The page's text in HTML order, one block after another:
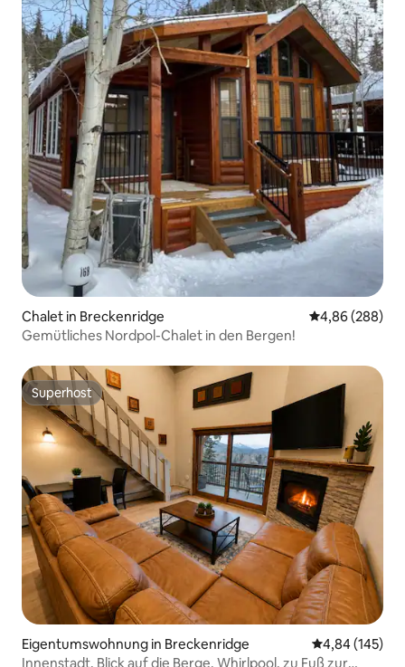
Chalet in Breckenridge
4,86 (288)
Gemütliches Nordpol-Chalet in den Bergen!
Superhost
Superhost
Eigentumswohnung in Breckenridge
4,84 (145)
Innenstadt, Blick auf die Berge, Whirlpool, zu Fuß zur